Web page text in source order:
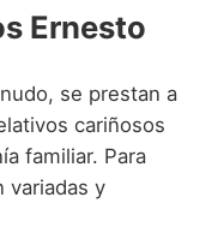
Ernesto
se prestan a
cariñosos
familiar. Para
variadas y